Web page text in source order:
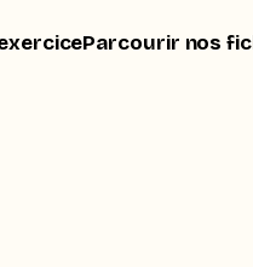
Parcourir nos